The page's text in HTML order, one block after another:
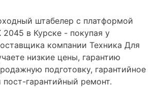
штабелер с платформой
2045 в Курске - покупая у
компании Техника Для
низкие цены, гарантию
подготовку, гарантийное
гарантийный ремонт.